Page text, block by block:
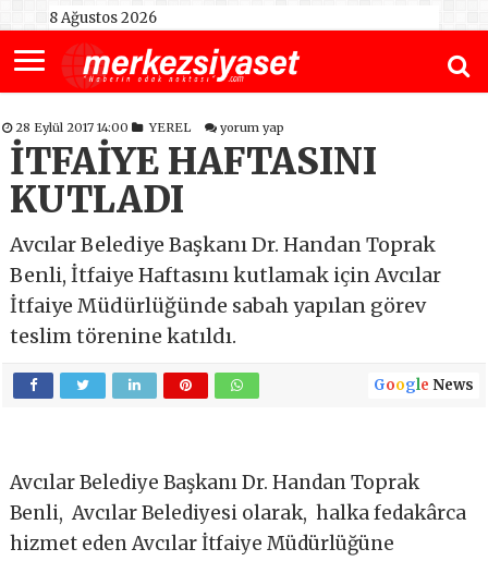
8 Ağustos 2026
28 Eylül 2017 14:00 YEREL yorum yap
İTFAİYE HAFTASINI
KUTLADI
Avcılar Belediye Başkanı Dr. Handan Toprak
Benli, İtfaiye Haftasını kutlamak için Avcılar
İtfaiye Müdürlüğünde sabah yapılan görev
teslim törenine katıldı.
Google News
Avcılar Belediye Başkanı Dr. Handan Toprak
Benli, Avcılar Belediyesi olarak, halka fedakârca
hizmet eden Avcılar İtfaiye Müdürlüğüne